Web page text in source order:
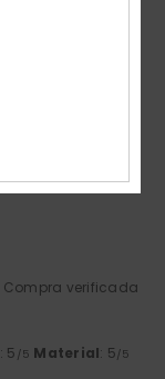
Compra verificada
: 5 /5 Material: 5/5